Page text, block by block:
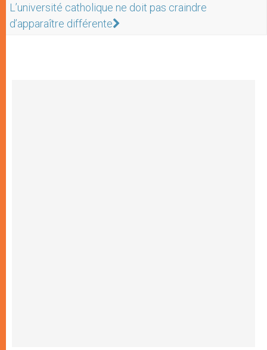
L’université catholique ne doit pas craindre
d’apparaître différente